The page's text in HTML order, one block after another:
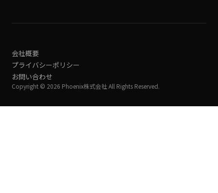
会社概要
プライバシーポリシー
お問い合わせ
Copyright © 2026 Phoenix株式会社 All Rights Reserved.